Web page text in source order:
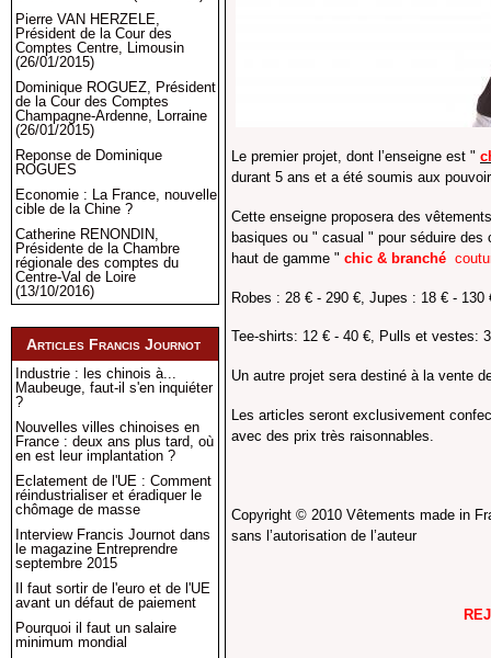
Pierre VAN HERZELE,
Président de la Cour des
Comptes Centre, Limousin
(26/01/2015)
Dominique ROGUEZ, Président
de la Cour des Comptes
Champagne-Ardenne, Lorraine
(26/01/2015)
Reponse de Dominique
ROGUES
Economie : La France, nouvelle
cible de la Chine ?
Catherine RENONDIN,
Présidente de la Chambre
régionale des comptes du
Centre-Val de Loire
(13/10/2016)
Articles Francis Journot
Industrie : les chinois à...
Maubeuge, faut-il s'en inquiéter
?
Nouvelles villes chinoises en
France : deux ans plus tard, où
en est leur implantation ?
Eclatement de l'UE : Comment
réindustrialiser et éradiquer le
chômage de masse
Interview Francis Journot dans
le magazine Entreprendre
septembre 2015
Il faut sortir de l'euro et de l'UE
avant un défaut de paiement
Pourquoi il faut un salaire
minimum mondial
Le premier projet, dont l’enseigne est "
durant 5 ans et a été soumis aux
Cette enseigne proposera des
basiques ou " casual " pour séduire
haut de gamme " chic & branché
Robes : 28 € - 290 €, Jupes : 18 € -
Tee-shirts: 12 € - 40 €, Pulls et vestes:
Un autre projet sera destiné à la vente
Les articles seront exclusivement
avec des prix très raisonnables.
Copyright © 2010 Vêtements made in
sans l’autorisation de l’auteur
REJOIGNEZ